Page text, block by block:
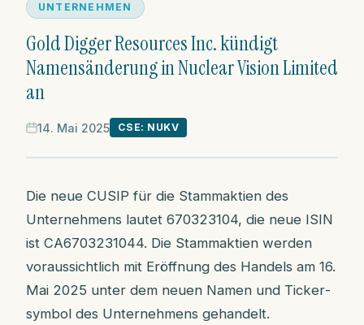
UNTERNEHMEN
Gold Digger Resources Inc. kündigt
Namensänderung in Nuclear Vision Limited
an
14. Mai 2025 CSE: NUKV
Die neue CUSIP für die Stammaktien des
Unternehmens lautet 670323104, die neue ISIN
ist CA6703231044. Die Stammaktien werden
voraussichtlich mit Eröffnung des Handels am 16.
Mai 2025 unter dem neuen Namen und Ticker­
symbol des Unternehmens gehandelt.